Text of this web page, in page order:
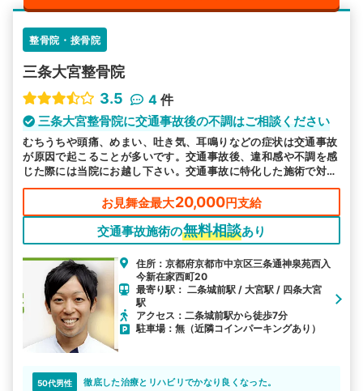
整骨院・接骨院
三条大宮整骨院
3.5
4 件
三条大宮整骨院に交通事故後の不調はご相談ください
むちうちや頭痛、めまい、吐き気、耳鳴りなどの症状は交通事故
が原因で起こることが多いです。交通事故後、違和感や不調を感
じた際には当院にお越し下さい。交通事故に特化した施術で対応
します。
お見舞金最大20,000円支給
交通事故施術の無料相談あり
住所：京都府京都市中京区三条通神泉苑西入
今新在家西町20
最寄り駅： 二条城前駅 / 大宮駅 / 四条大宮
駅
アクセス：二条城前駅から徒歩7分
駐車場：無（近隣コインパーキングあり）
50代男性 徹底した治療とリハビリでかなり良くなった。